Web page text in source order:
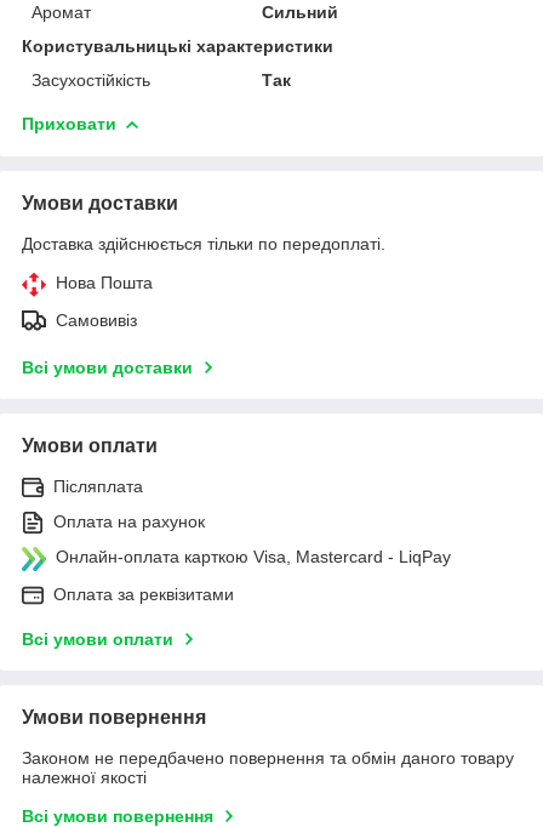
Аромат
Сильний
Користувальницькі характеристики
Засухостійкість
Так
Приховати
Умови доставки
Доставка здійснюється тільки по передоплаті.
Нова Пошта
Самовивіз
Всі умови доставки
Умови оплати
Післяплата
Оплата на рахунок
Онлайн-оплата карткою Visa, Mastercard - LiqPay
Оплата за реквізитами
Всі умови оплати
Умови повернення
Законом не передбачено повернення та обмін даного товару
належної якості
Всі умови повернення